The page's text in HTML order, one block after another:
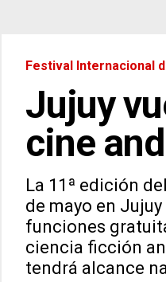
Festival Internacional
Jujuy
cine
La 11ª edición
de mayo en
funciones
ciencia ficción
tendrá alcance